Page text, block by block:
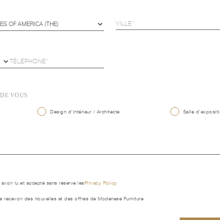
VOUS
Design d'intérieur / Architecte Salle
lu et accepté sans réserve lesPrivacy Policy
recevoir des nouvelles et des offres de Modenese Furniture